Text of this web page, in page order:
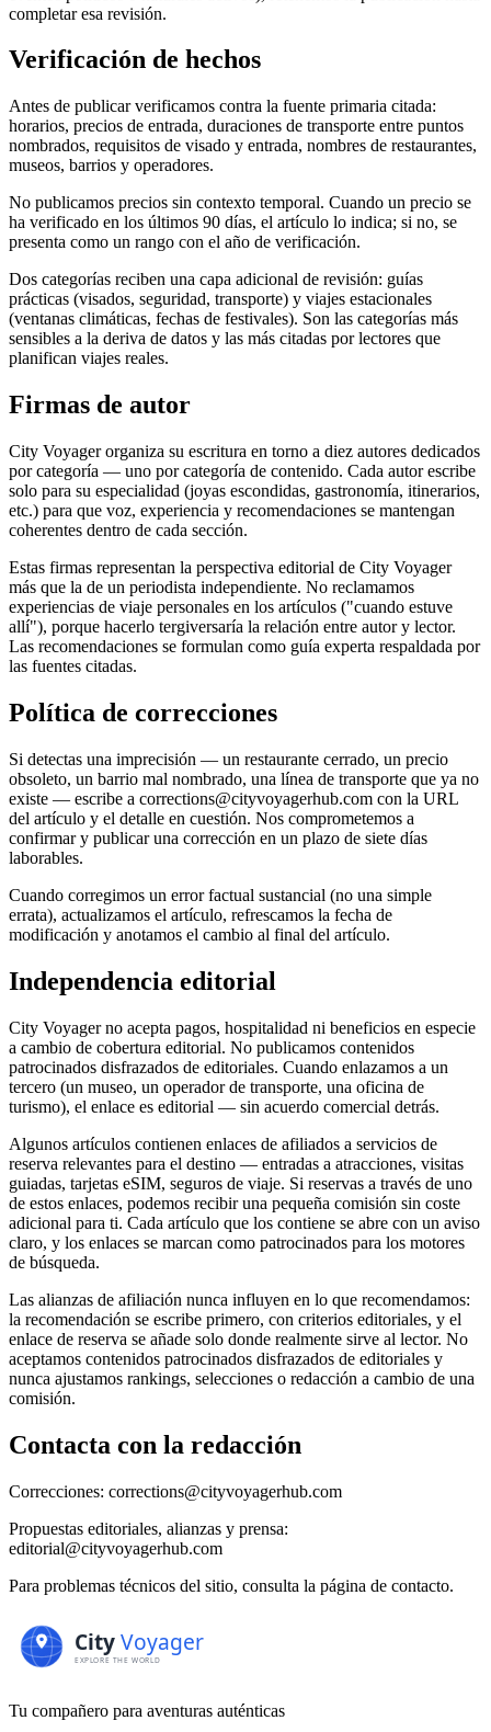
completar esa revisión.
Verificación de hechos
Antes de publicar verificamos contra la fuente primaria citada:
horarios, precios de entrada, duraciones de transporte entre puntos
nombrados, requisitos de visado y entrada, nombres de restaurantes,
museos, barrios y operadores.
No publicamos precios sin contexto temporal. Cuando un precio se
ha verificado en los últimos 90 días, el artículo lo indica; si no, se
presenta como un rango con el año de verificación.
Dos categorías reciben una capa adicional de revisión: guías
prácticas (visados, seguridad, transporte) y viajes estacionales
(ventanas climáticas, fechas de festivales). Son las categorías más
sensibles a la deriva de datos y las más citadas por lectores que
planifican viajes reales.
Firmas de autor
City Voyager organiza su escritura en torno a diez autores dedicados
por categoría — uno por categoría de contenido. Cada autor escribe
solo para su especialidad (joyas escondidas, gastronomía, itinerarios,
etc.) para que voz, experiencia y recomendaciones se mantengan
coherentes dentro de cada sección.
Estas firmas representan la perspectiva editorial de City Voyager
más que la de un periodista independiente. No reclamamos
experiencias de viaje personales en los artículos ("cuando estuve
allí"), porque hacerlo tergiversaría la relación entre autor y lector.
Las recomendaciones se formulan como guía experta respaldada por
las fuentes citadas.
Política de correcciones
Si detectas una imprecisión — un restaurante cerrado, un precio
obsoleto, un barrio mal nombrado, una línea de transporte que ya no
existe — escribe a corrections@cityvoyagerhub.com con la URL
del artículo y el detalle en cuestión. Nos comprometemos a
confirmar y publicar una corrección en un plazo de siete días
laborables.
Cuando corregimos un error factual sustancial (no una simple
errata), actualizamos el artículo, refrescamos la fecha de
modificación y anotamos el cambio al final del artículo.
Independencia editorial
City Voyager no acepta pagos, hospitalidad ni beneficios en especie
a cambio de cobertura editorial. No publicamos contenidos
patrocinados disfrazados de editoriales. Cuando enlazamos a un
tercero (un museo, un operador de transporte, una oficina de
turismo), el enlace es editorial — sin acuerdo comercial detrás.
Algunos artículos contienen enlaces de afiliados a servicios de
reserva relevantes para el destino — entradas a atracciones, visitas
guiadas, tarjetas eSIM, seguros de viaje. Si reservas a través de uno
de estos enlaces, podemos recibir una pequeña comisión sin coste
adicional para ti. Cada artículo que los contiene se abre con un aviso
claro, y los enlaces se marcan como patrocinados para los motores
de búsqueda.
Las alianzas de afiliación nunca influyen en lo que recomendamos:
la recomendación se escribe primero, con criterios editoriales, y el
enlace de reserva se añade solo donde realmente sirve al lector. No
aceptamos contenidos patrocinados disfrazados de editoriales y
nunca ajustamos rankings, selecciones o redacción a cambio de una
comisión.
Contacta con la redacción
Correcciones: corrections@cityvoyagerhub.com
Propuestas editoriales, alianzas y prensa:
editorial@cityvoyagerhub.com
Para problemas técnicos del sitio, consulta la página de contacto.
Tu compañero para aventuras auténticas